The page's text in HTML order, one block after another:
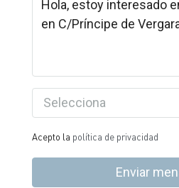
Selecciona
Acepto la política de privacidad
Enviar